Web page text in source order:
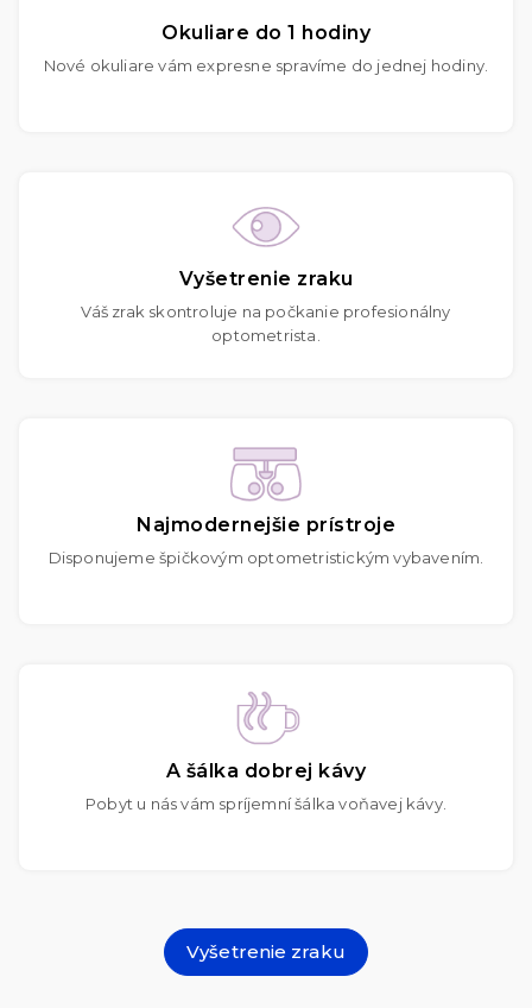
Okuliare do 1 hodiny
Nové okuliare vám expresne spravíme do jednej hodiny.
Vyšetrenie zraku
Váš zrak skontroluje na počkanie profesionálny
optometrista.
Najmodernejšie prístroje
Disponujeme špičkovým optometristickým vybavením.
A šálka dobrej kávy
Pobyt u nás vám spríjemní šálka voňavej kávy.
Vyšetrenie zraku